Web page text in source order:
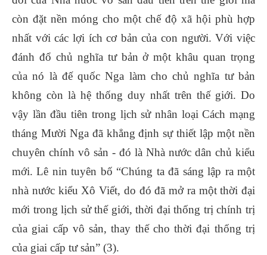
còn đặt nền móng cho một chế độ xã hội phù hợp
nhất với các lợi ích cơ bản của con người. Với việc
đánh đổ chủ nghĩa tư bản ở một khâu quan trọng
của nó là đế quốc Nga làm cho chủ nghĩa tư bản
không còn là hệ thống duy nhất trên thế giới. Do
vậy lần đầu tiên trong lịch sử nhân loại Cách mạng
tháng Mười Nga đã khẳng định sự thiết lập một nền
chuyên chính vô sản - đó là Nhà nước dân chủ kiểu
mới. Lê nin tuyên bố “Chúng ta đã sáng lập ra một
nhà nước kiểu Xô Viết, do đó đã mở ra một thời đại
mới trong lịch sử thế giới, thời đại thống trị chính trị
của giai cấp vô sản, thay thế cho thời đại thống trị
của giai cấp tư sản” (3).